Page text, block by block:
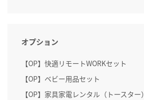
オプション
【OP】快適リモートWORKセット
【OP】ベビー用品セット
【OP】家具家電レンタル（トースター）